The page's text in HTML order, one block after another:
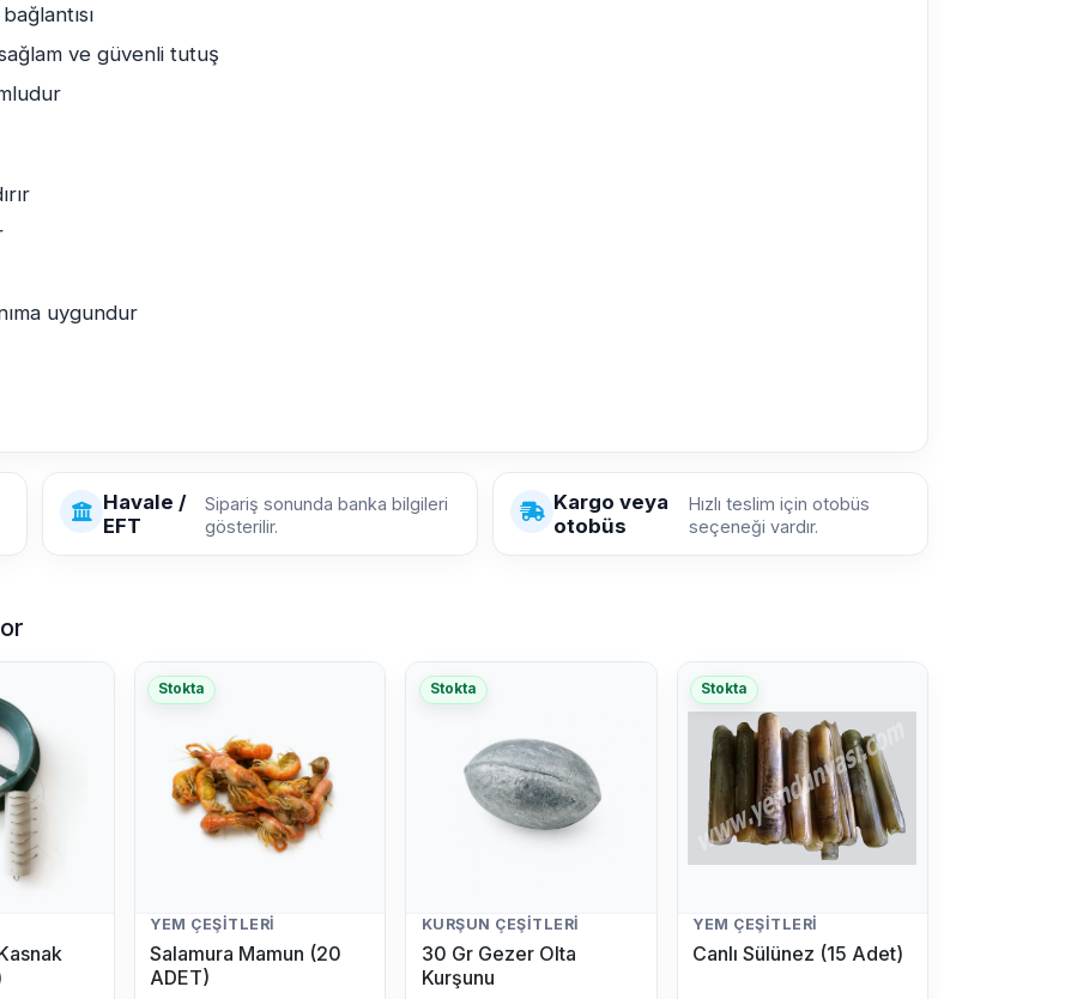
sağlam ve güvenli tutuş
uygundur
Havale /
EFT
Sipariş sonunda banka bilgileri
gösterilir.
Kargo veya
otobüs
Hızlı teslim için otobüs
seçeneği vardır.
Stokta
YEM ÇEŞITLERI
Salamura Mamun (20
ADET)
Stokta
KURŞUN ÇEŞITLERI
30 Gr Gezer Olta
Kurşunu
Stokta
YEM ÇEŞITLERI
Canlı Sülünez (15 Adet)